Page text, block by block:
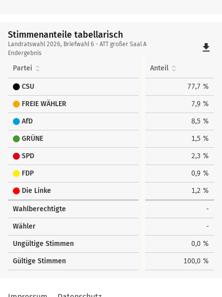
Stimmenanteile tabellarisch
Stimmenanteile
tabellarisch
Landratswahl 2026, Briefwahl 6 - ATT großer Saal A
Endergebnis
file_download
Partei Anteil
CSU 77,7 %
FREIE WÄHLER 7,9 %
AfD 8,5 %
GRÜNE 1,5 %
SPD 2,3 %
FDP 0,9 %
Die Linke 1,2 %
Wahlberechtigte -
Wähler -
Ungültige Stimmen 0,0 %
Gültige Stimmen 100,0 %